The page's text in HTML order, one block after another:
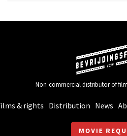
Non-commercial distributor of
& rights Distribution News
MOVIE